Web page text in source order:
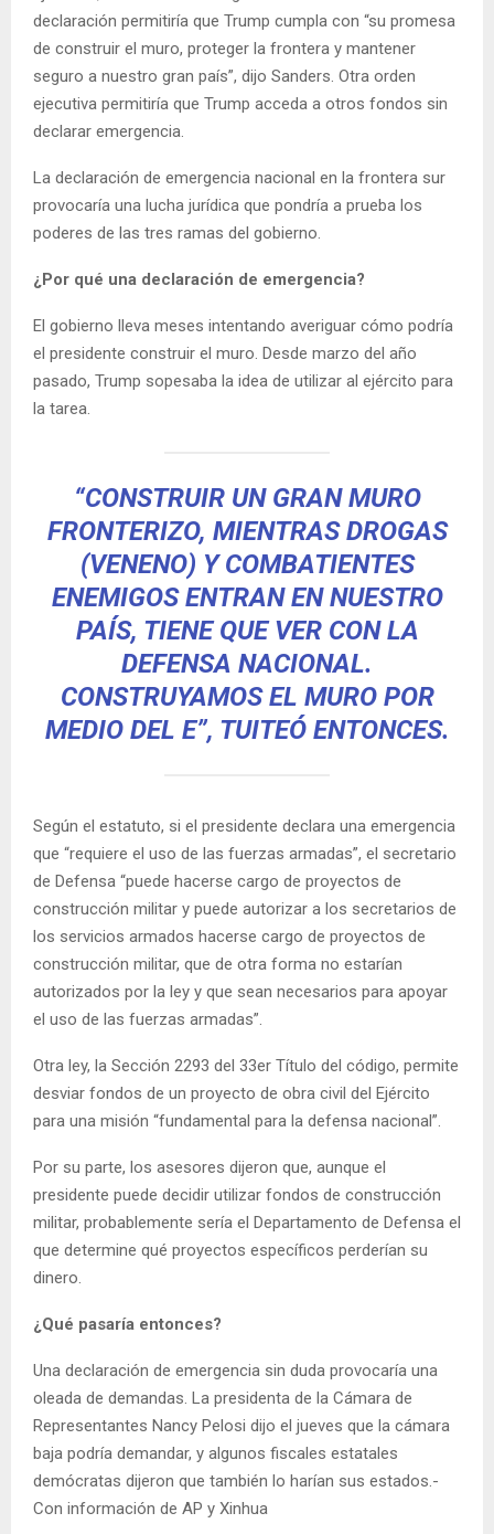
declaración permitiría que Trump cumpla con “su promesa
de construir el muro, proteger la frontera y mantener
seguro a nuestro gran país”, dijo Sanders. Otra orden
ejecutiva permitiría que Trump acceda a otros fondos sin
declarar emergencia.
La declaración de emergencia nacional en la frontera sur
provocaría una lucha jurídica que pondría a prueba los
poderes de las tres ramas del gobierno.
¿Por qué una declaración de emergencia?
El gobierno lleva meses intentando averiguar cómo podría
el presidente construir el muro. Desde marzo del año
pasado, Trump sopesaba la idea de utilizar al ejército para
la tarea.
“CONSTRUIR UN GRAN MURO
FRONTERIZO, MIENTRAS DROGAS
(VENENO) Y COMBATIENTES
ENEMIGOS ENTRAN EN NUESTRO
PAÍS, TIENE QUE VER CON LA
DEFENSA NACIONAL.
CONSTRUYAMOS EL MURO POR
MEDIO DEL E”, TUITEÓ ENTONCES.
Según el estatuto, si el presidente declara una emergencia
que “requiere el uso de las fuerzas armadas”, el secretario
de Defensa “puede hacerse cargo de proyectos de
construcción militar y puede autorizar a los secretarios de
los servicios armados hacerse cargo de proyectos de
construcción militar, que de otra forma no estarían
autorizados por la ley y que sean necesarios para apoyar
el uso de las fuerzas armadas”.
Otra ley, la Sección 2293 del 33er Título del código, permite
desviar fondos de un proyecto de obra civil del Ejército
para una misión “fundamental para la defensa nacional”.
Por su parte, los asesores dijeron que, aunque el
presidente puede decidir utilizar fondos de construcción
militar, probablemente sería el Departamento de Defensa el
que determine qué proyectos específicos perderían su
dinero.
¿Qué pasaría entonces?
Una declaración de emergencia sin duda provocaría una
oleada de demandas. La presidenta de la Cámara de
Representantes Nancy Pelosi dijo el jueves que la cámara
baja podría demandar, y algunos fiscales estatales
demócratas dijeron que también lo harían sus estados.-
Con información de AP y Xinhua